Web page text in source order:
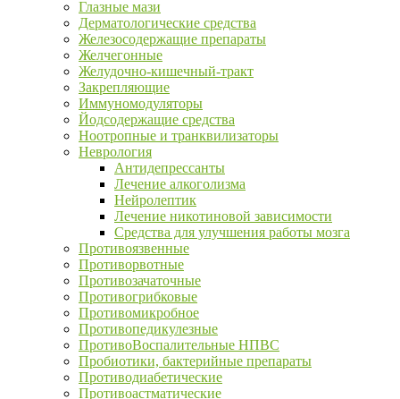
Глазные мази
Дерматологические средства
Железосодержащие препараты
Желчегонные
Желудочно-кишечный-тракт
Закрепляющие
Иммуномодуляторы
Йодсодержащие средства
Ноотропные и транквилизаторы
Неврология
Антидепрессанты
Лечение алкоголизма
Нейролептик
Лечение никотиновой зависимости
Средства для улучшения работы мозга
Противоязвенные
Противорвотные
Противозачаточные
Противогрибковые
Противомикробное
Противопедикулезные
ПротивоВоспалительные НПВС
Пробиотики, бактерийные препараты
Противодиабетические
Противоастматические